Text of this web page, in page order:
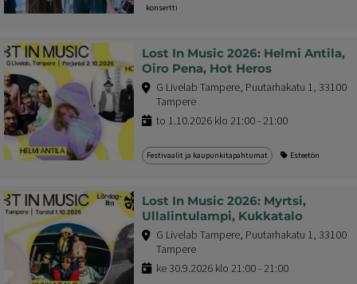
konsertti
Lost In Music 2026: Helmi Antila,
Oiro Pena, Hot Heros
G Livelab Tampere, Puutarhakatu 1, 33100
Tampere
to 1.10.2026 klo 21:00 - 21:00
Festivaalit ja kaupunkitapahtumat Esteetön
Lost In Music 2026: Myrtsi,
Ullalintulampi, Kukkatalo
G Livelab Tampere, Puutarhakatu 1, 33100
Tampere
ke 30.9.2026 klo 21:00 - 21:00